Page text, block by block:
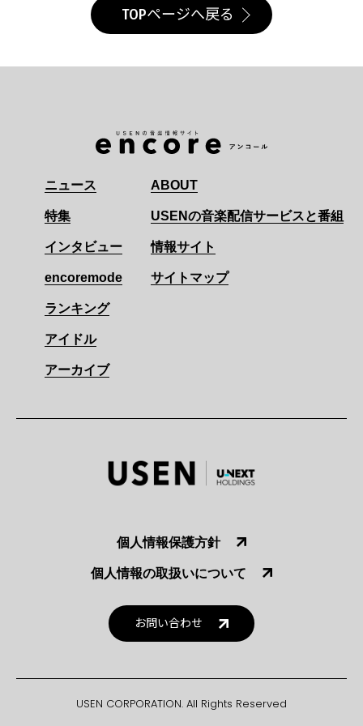
TOPページへ戻る
ニュース
特集
インタビュー
encoremode
ランキング
アイドル
アーカイブ
ABOUT
USENの音楽配信サービスと番組
情報サイト
サイトマップ
個人情報保護方針
個人情報の取扱いについて
お問い合わせ
USEN CORPORATION. All Rights Reserved